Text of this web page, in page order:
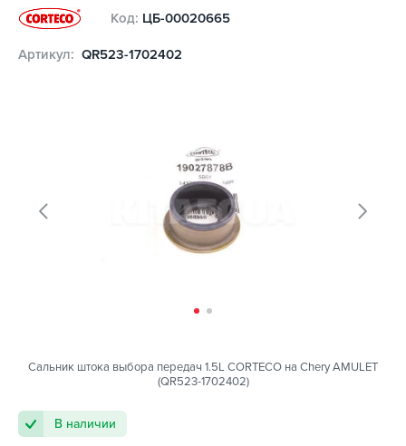
Код: ЦБ-00020665
Артикул: QR523-1702402
Сальник штока выбора передач 1.5L CORTECO на Chery AMULET
(QR523-1702402)
В наличии